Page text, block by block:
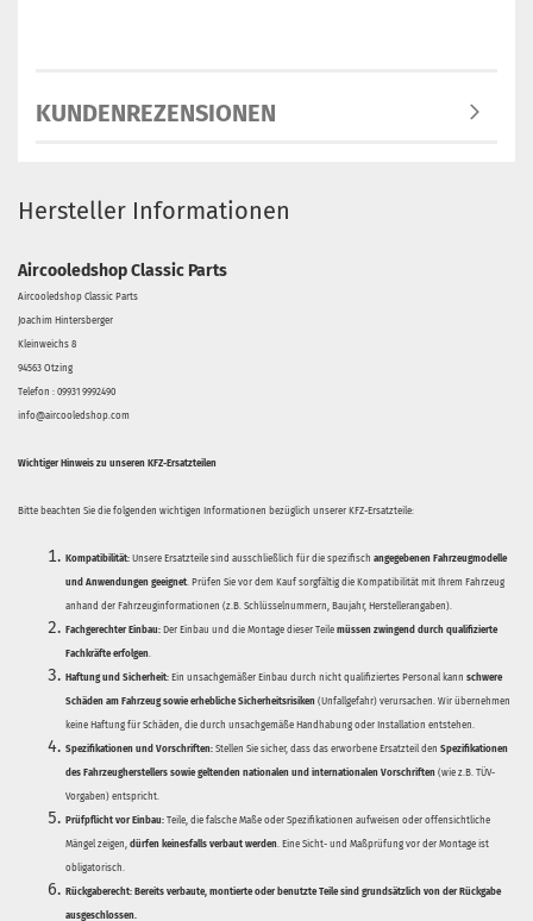
KUNDENREZENSIONEN
Hersteller Informationen
Aircooledshop Classic Parts
Aircooledshop Classic Parts
Joachim Hintersberger
Kleinweichs 8
94563 Otzing
Telefon : 09931 9992490
info@aircooledshop.com
Wichtiger Hinweis zu unseren KFZ-Ersatzteilen
Bitte beachten Sie die folgenden wichtigen Informationen bezüglich unserer KFZ-Ersatzteile:
Kompatibilität: Unsere Ersatzteile sind ausschließlich für die spezifisch angegebenen Fahrzeugmodelle
und Anwendungen geeignet. Prüfen Sie vor dem Kauf sorgfältig die Kompatibilität mit Ihrem Fahrzeug
anhand der Fahrzeuginformationen (z.B. Schlüsselnummern, Baujahr, Herstellerangaben).
Fachgerechter Einbau: Der Einbau und die Montage dieser Teile müssen zwingend durch qualifizierte
Fachkräfte erfolgen.
Haftung und Sicherheit: Ein unsachgemäßer Einbau durch nicht qualifiziertes Personal kann schwere
Schäden am Fahrzeug sowie erhebliche Sicherheitsrisiken (Unfallgefahr) verursachen. Wir übernehmen
keine Haftung für Schäden, die durch unsachgemäße Handhabung oder Installation entstehen.
Spezifikationen und Vorschriften: Stellen Sie sicher, dass das erworbene Ersatzteil den Spezifikationen
des Fahrzeugherstellers sowie geltenden nationalen und internationalen Vorschriften (wie z.B. TÜV-
Vorgaben) entspricht.
Prüfpflicht vor Einbau: Teile, die falsche Maße oder Spezifikationen aufweisen oder offensichtliche
Mängel zeigen, dürfen keinesfalls verbaut werden. Eine Sicht- und Maßprüfung vor der Montage ist
obligatorisch.
Rückgaberecht: Bereits verbaute, montierte oder benutzte Teile sind grundsätzlich von der Rückgabe
ausgeschlossen.